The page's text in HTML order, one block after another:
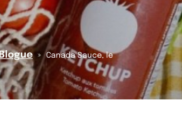
Blogue » Canada Sauce, le